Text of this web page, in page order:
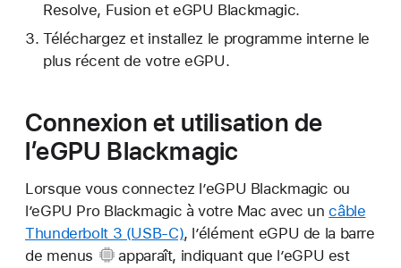
Resolve, Fusion et eGPU Blackmagic.
Téléchargez et installez le programme interne le
plus récent de votre eGPU.
Connexion et utilisation de
l’eGPU Blackmagic
Lorsque vous connectez l’eGPU Blackmagic ou
l’eGPU Pro Blackmagic à votre Mac avec uncâble
Thunderbolt 3 (USB-C), l’élément eGPU de la barre
de menus
apparaît, indiquant que l’eGPU est